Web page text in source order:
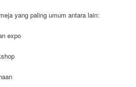
yang paling umum antara lain:
expo